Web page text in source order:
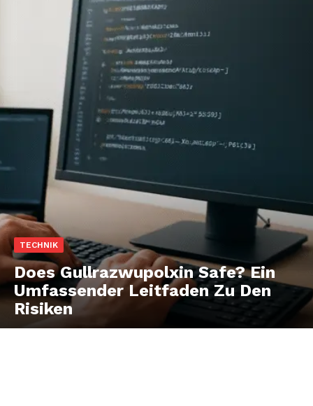
TECHNIK
Does Gullrazwupolxin Safe? Ein
Umfassender Leitfaden Zu Den
Risiken